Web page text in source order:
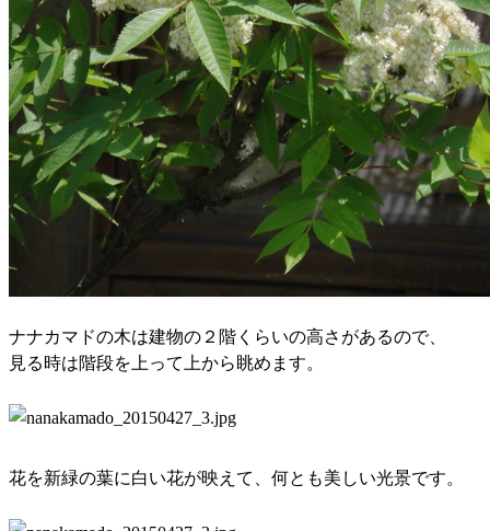
ナナカマドの木は建物の２階くらいの高さがあるので、
見る時は階段を上って上から眺めます。
花を新緑の葉に白い花が映えて、何とも美しい光景です。